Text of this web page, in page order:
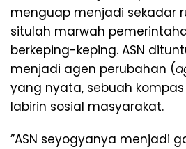
menguap menjadi sekadar
situlah marwah
berkeping-keping. ASN
menjadi agen perubahan (
yang nyata, sebuah
labirin sosial masyarakat.
​”ASN seyogyanya menjadi